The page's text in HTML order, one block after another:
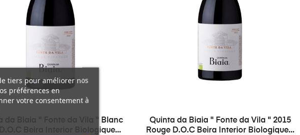
da Biaia " Fonte da Vila " Blanc
Beira Interior Biologique...
Quinta da Biaia " Fonte da Vila " 2015
Rouge D.O.C Beira Interior Biologique...
tiers pour améliorer nos
préférences en
votre consentement à